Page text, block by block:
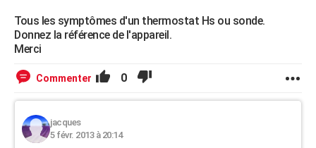
Tous les symptômes d'un thermostat Hs ou sonde.
Donnez la référence de l'appareil.
Merci
Commenter 0
jacques
5 févr. 2013 à 20:14